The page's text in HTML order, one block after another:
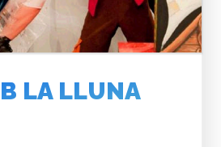
LA LLUNA